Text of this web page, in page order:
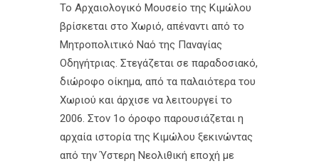
Το Αρχαιολογικό Μουσείο της Κιμώλου
βρίσκεται στο Χωριό, απέναντι από το
Μητροπολιτικό Ναό της Παναγίας
Οδηγήτριας. Στεγάζεται σε παραδοσιακό,
διώροφο οίκημα, από τα παλαιότερα του
Χωριού και άρχισε να λειτουργεί το
2006. Στον 1ο όροφο παρουσιάζεται η
αρχαία ιστορία της Κιμώλου ξεκινώντας
από την Ύστερη Νεολιθική εποχή με